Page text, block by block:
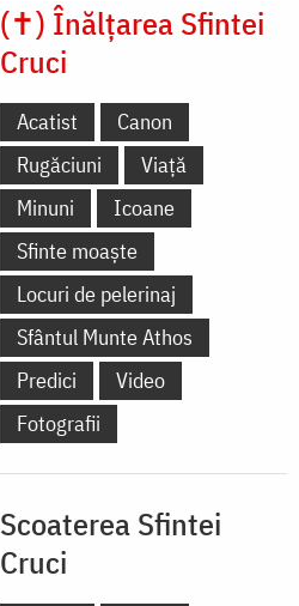
(✝) Înălțarea Sfintei
Cruci
Acatist
Canon
Rugăciuni
Viață
Minuni
Icoane
Sfinte moaște
Locuri de pelerinaj
Sfântul Munte Athos
Predici
Video
Fotografii
Scoaterea Sfintei
Cruci